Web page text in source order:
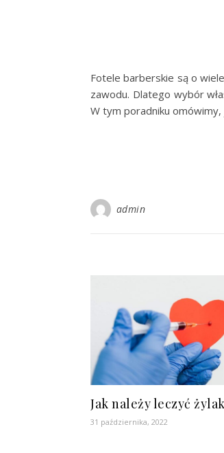
Fotele barberskie są o
zawodu. Dlatego wybór
W tym poradniku
admin
Jak należy leczyć
31 października, 2022